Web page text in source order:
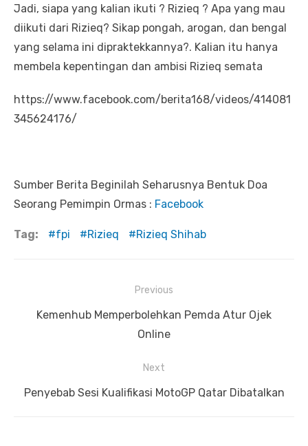
Jadi, siapa yang kalian ikuti ? Rizieq ? Apa yang mau
diikuti dari Rizieq? Sikap pongah, arogan, dan bengal
yang selama ini dipraktekkannya?. Kalian itu hanya
membela kepentingan dan ambisi Rizieq semata
https://www.facebook.com/berita168/videos/414081
345624176/
Sumber Berita Beginilah Seharusnya Bentuk Doa
Seorang Pemimpin Ormas : Facebook
Tag: fpi Rizieq Rizieq Shihab
pos
Previous
Previous
Kemenhub Memperbolehkan Pemda Atur Ojek
Online
Next
Next
Penyebab Sesi Kualifikasi MotoGP Qatar Dibatalkan